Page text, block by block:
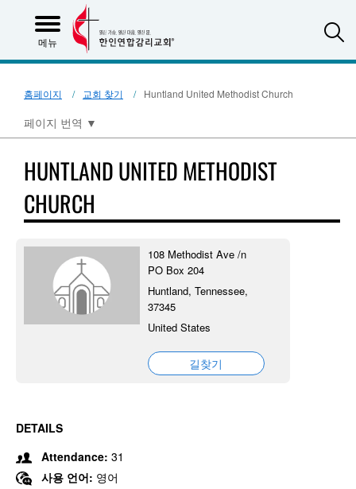
메뉴
홈페이지 교회 찾기 Huntland United Methodist Church
페이지 번역 ▼
HUNTLAND UNITED METHODIST
CHURCH
108 Methodist Ave /n
PO Box 204
Huntland, Tennessee,
37345
United States
길찾기
DETAILS
Attendance: 31
사용 언어: 영어